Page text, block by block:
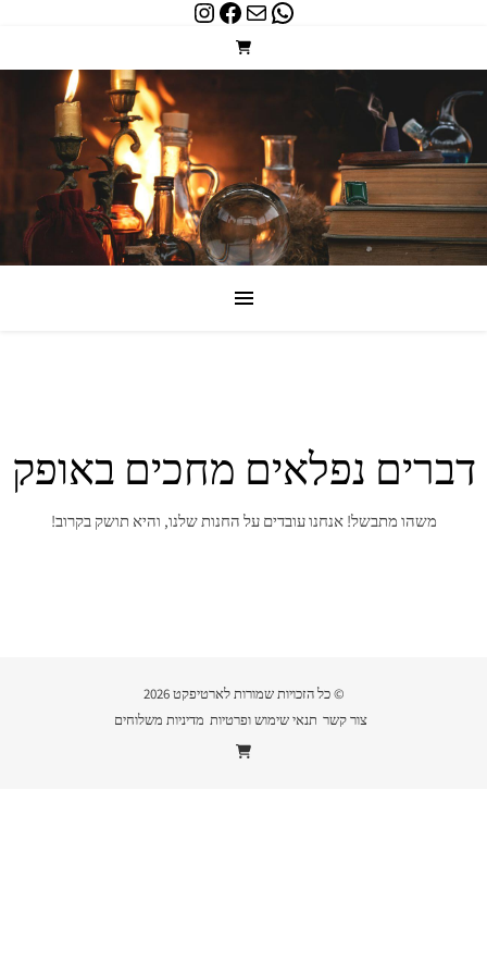
WhatsApp
Mail
Facebook
Instagram
דברים נפלאים מחכים באופק
משהו מתבשל! אנחנו עובדים על החנות שלנו, והיא תושק בקרוב!
© כל הזכויות שמורות לארטיפקט 2026
צור קשר תנאי שימוש ופרטיות מדיניות משלוחים